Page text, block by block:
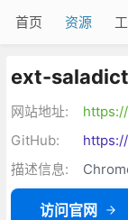
首页 资源
ext-saladict
网站地址:
GitHub:
描述信息:
访问官网